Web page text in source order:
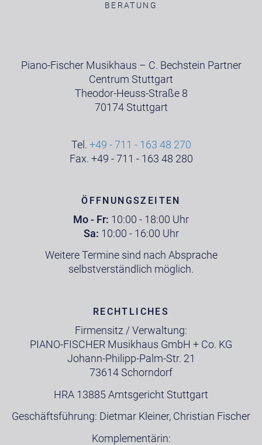
BERATUNG
Piano-Fischer Musikhaus – C. Bechstein Partner
Centrum Stuttgart
Theodor-Heuss-Straße 8
70174 Stuttgart
Tel. +49 - 711 - 163 48 270
Fax. +49 - 711 - 163 48 280
ÖFFNUNGSZEITEN
Mo - Fr: 10:00 - 18:00 Uhr
Sa: 10:00 - 16:00 Uhr
Weitere Termine sind nach Absprache
selbstverständlich möglich.
RECHTLICHES
Firmensitz / Verwaltung:
PIANO-FISCHER Musikhaus GmbH + Co. KG
Johann-Philipp-Palm-Str. 21
73614 Schorndorf
HRA 13885 Amtsgericht Stuttgart
Geschäftsführung: Dietmar Kleiner, Christian Fischer
Komplementärin: